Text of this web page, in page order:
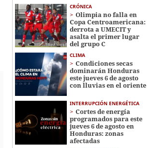
CRÓNICA
Olimpia no falla en
Copa Centroamericana:
derrota a UMECIT y
asalta el primer lugar
del grupo C
CLIMA
Condiciones secas
dominarán Honduras
este jueves 6 de agosto
con lluvias en el oriente
INTERRUPCIÓN ENERGÉTICA
Cortes de energía
programados para este
jueves 6 de agosto en
Honduras: zonas
afectadas